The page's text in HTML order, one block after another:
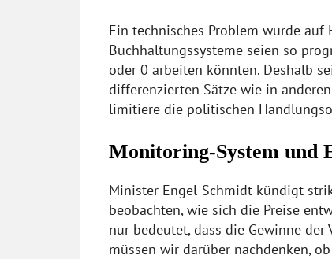
Ein technisches Problem wurde auf
Buchhaltungssysteme seien so
oder 0 arbeiten könnten. Deshalb
differenzierten Sätze wie in
limitiere die politischen
Monitoring-System und
Minister Engel-Schmidt kündigt
beobachten, wie sich die Preise
nur bedeutet, dass die Gewinne
müssen wir darüber nachdenken,